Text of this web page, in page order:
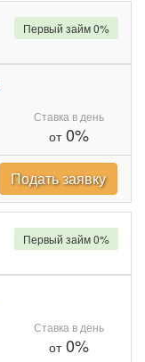
Ставка в день
от0%
Первый займ 0%
Подать заявку
Ставка в день
от0%
Первый займ 0%